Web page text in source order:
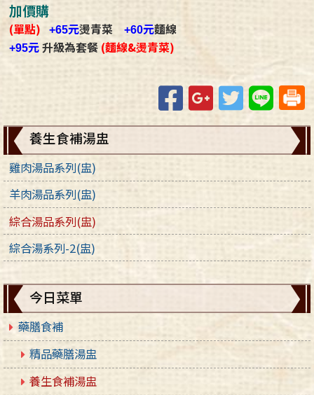
養生食補湯盅
雞肉湯品系列(盅)
羊肉湯品系列(盅)
綜合湯品系列(盅)
綜合湯系列-2(盅)
今日菜單
藥膳食補
精品藥膳湯盅
養生食補湯盅
加價購
(單點) +65元燙青菜 +60元麵線
+95元升級為套餐 (麵線&燙青菜)
FacebookGoogle+TwitterLine